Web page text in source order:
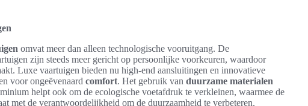
omvat meer dan alleen technologische vooruitgang. De
zijn steeds meer gericht op persoonlijke voorkeuren, waardoor
Luxe vaartuigen bieden nu high-end aansluitingen en innovatieve
voor ongeëvenaard comfort. Het gebruik van duurzame materialen
helpt ook om de ecologische voetafdruk te verkleinen, waarmee de
met de verantwoordelijkheid om de duurzaamheid te verbeteren.